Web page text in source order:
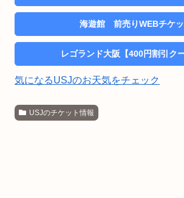
海遊館 前売りWEBチケッ
レゴランド大阪【400円割引クー
気になるUSJのお天気をチェック
USJのチケット情報